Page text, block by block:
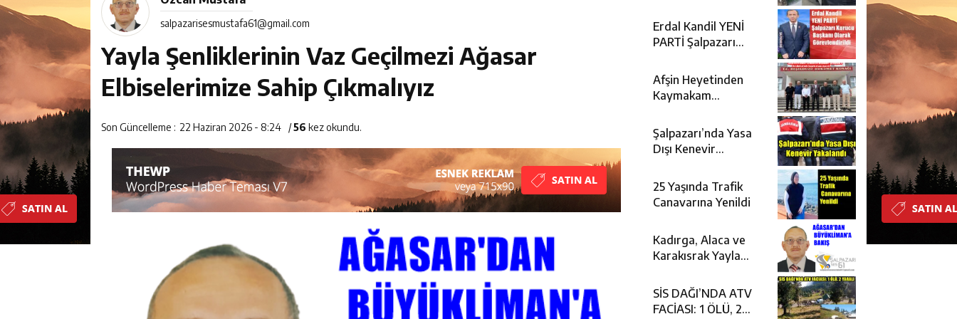
Çeyrek Asırlık Eser Okuyucularıyla Buluştu
salpazarisesmustafa61@gmail.com
Yayla Şenliklerinin Vaz Geçilmezi Ağasar
Elbiselerimize Sahip Çıkmalıyız
Son Güncelleme : 22 Haziran 2026 - 8:24 /56 kez okundu.
Erdal Kandil YENİ
PARTİ Şalpazarı
Olarak
Görevlendirildi
Afşin Heyetinden
Kaymakam
Sarıdoğan’a
Beşikdüzü’nde
hayırlı olsun ziyareti
Şalpazarı’nda Yasa
Dışı Kenevir
25 Yaşında Trafik
Canavarına Yenildi
Kadırga, Alaca ve
Karakısrak Yayla
Takılanlar
SİS DAĞI’NDA ATV
FACİASI: 1 ÖLÜ, 2